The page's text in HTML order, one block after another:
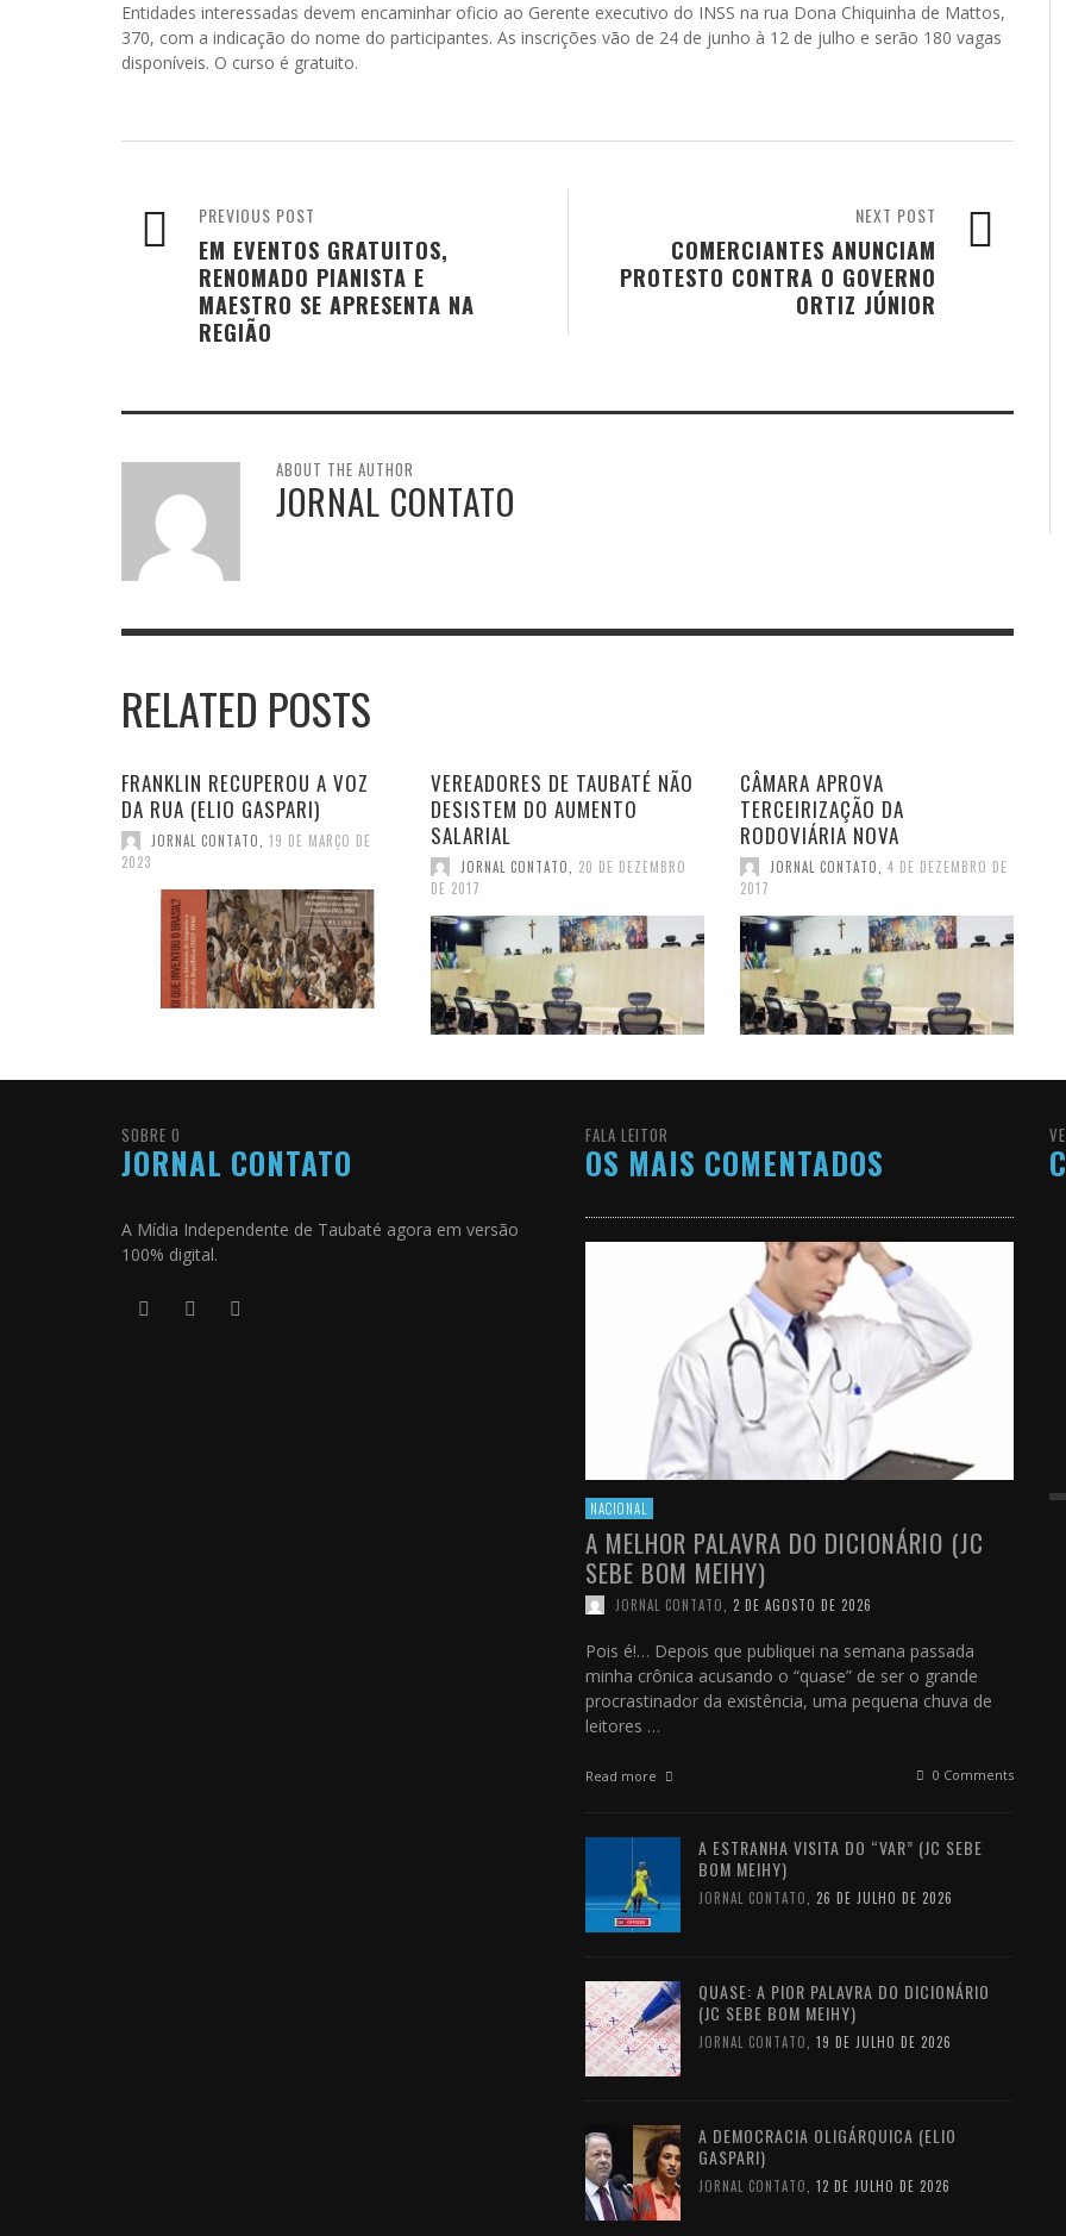
Entidades interessadas devem encaminhar oficio ao Gerente executivo do INSS na rua Dona Chiquinha de Mattos,
370, com a indicação do nome do participantes. As inscrições vão de 24 de junho à 12 de julho e serão 180 vagas
disponíveis. O curso é gratuito.
NEXT POST
COMERCIANTES ANUNCIAM
PROTESTO CONTRA O GOVERNO
ORTIZ JÚNIOR
PREVIOUS POST
EM EVENTOS GRATUITOS,
RENOMADO PIANISTA E
MAESTRO SE APRESENTA NA
REGIÃO
ABOUT THE AUTHOR
JORNAL CONTATO
RELATED POSTS
FRANKLIN RECUPEROU A VOZ
DA RUA (ELIO GASPARI)
JORNAL CONTATO
19 DE MARÇO DE
2023
VEREADORES DE TAUBATÉ NÃO
DESISTEM DO AUMENTO
SALARIAL
JORNAL CONTATO
20 DE DEZEMBRO
DE 2017
CÂMARA APROVA
TERCEIRIZAÇÃO DA
RODOVIÁRIA NOVA
JORNAL CONTATO
4 DE DEZEMBRO DE
2017
SOBRE O
JORNAL CONTATO
A Mídia Independente de Taubaté agora em versão
100% digital.
FALA LEITOR
OS MAIS COMENTADOS
NACIONAL
A MELHOR PALAVRA DO DICIONÁRIO (JC
SEBE BOM MEIHY)
JORNAL CONTATO 2 DE AGOSTO DE 2026
Pois é!… Depois que publiquei na semana passada
minha crônica acusando o “quase” de ser o grande
procrastinador da existência, uma pequena chuva de
leitores …
Read more 0 Comments
A ESTRANHA VISITA DO “VAR” (JC SEBE
BOM MEIHY)
JORNAL CONTATO 26 DE JULHO DE 2026
QUASE: A PIOR PALAVRA DO DICIONÁRIO
(JC SEBE BOM MEIHY)
JORNAL CONTATO 19 DE JULHO DE 2026
A DEMOCRACIA OLIGÁRQUICA (ELIO
GASPARI)
JORNAL CONTATO 12 DE JULHO DE 2026